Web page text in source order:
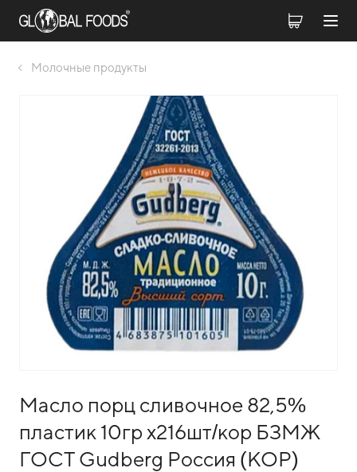
Молочные продукты
Масло порц сливочное 82,5%
пластик 10гр х216шт/кор БЗМЖ
ГОСТ Gudberg Россия (КОР)